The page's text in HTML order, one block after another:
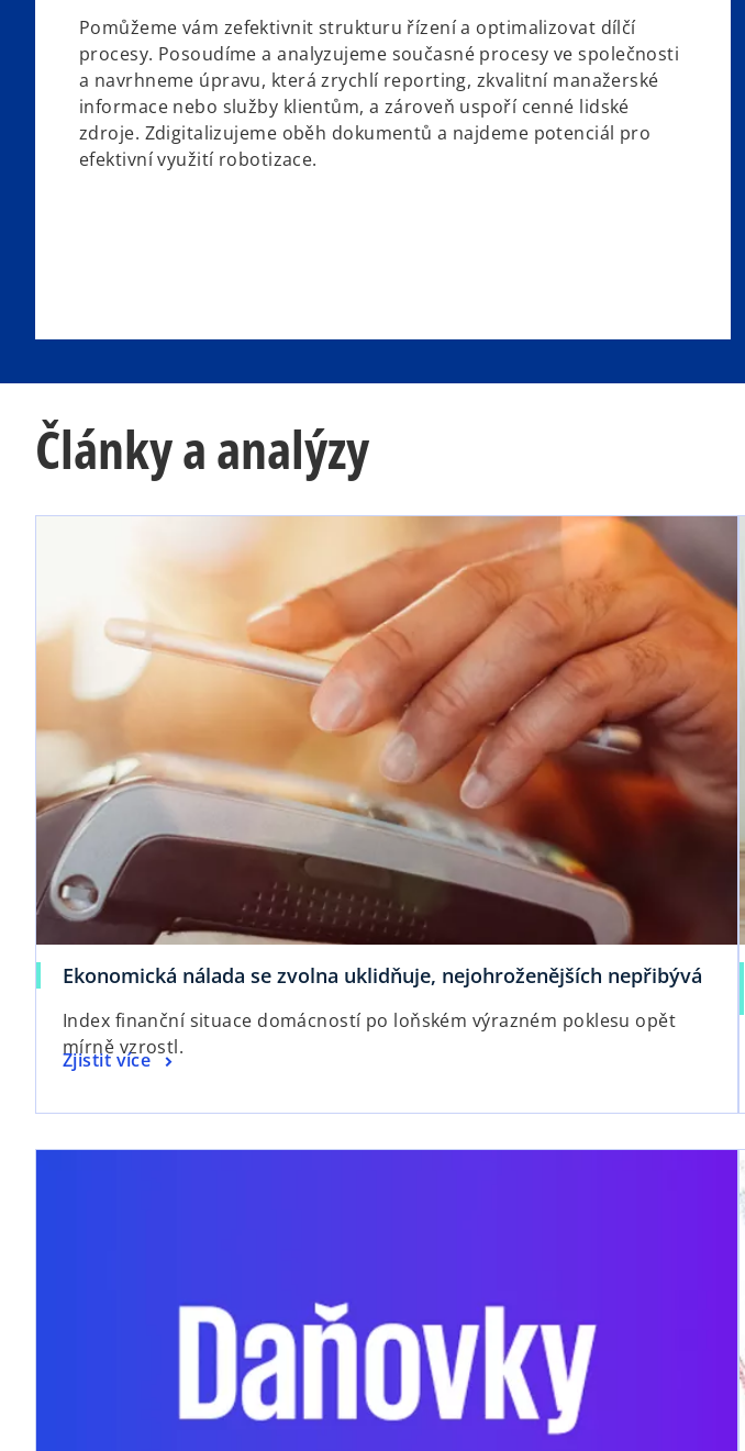
Pomůžeme vám zefektivnit strukturu řízení a optimalizovat dílčí
procesy. Posoudíme a analyzujeme současné procesy ve společnosti
a navrhneme úpravu, která zrychlí reporting, zkvalitní manažerské
informace nebo služby klientům, a zároveň uspoří cenné lidské
zdroje. Zdigitalizujeme oběh dokumentů a najdeme potenciál pro
efektivní využití robotizace.
Články a analýzy
Ekonomická nálada se zvolna uklidňuje, nejohroženějších nepřibývá
Index finanční situace domácností po loňském výrazném poklesu opět
mírně vzrostl.
Zjistit více
opens